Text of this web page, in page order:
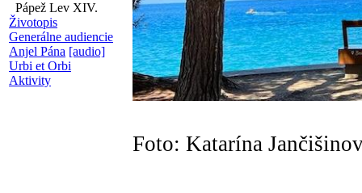
Pápež Lev XIV.
Životopis
Generálne audiencie
Anjel Pána [audio]
Urbi et Orbi
Aktivity
Foto: Katarína